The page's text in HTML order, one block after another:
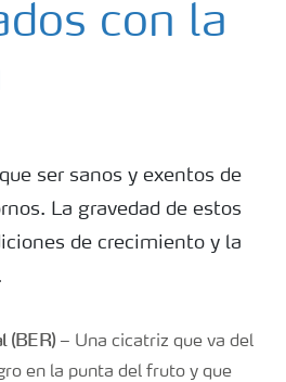
Digital
con la
ser sanos y exentos de
La gravedad de estos
de crecimiento y la
(BER)– Una cicatriz que va del
en la punta del fruto y que